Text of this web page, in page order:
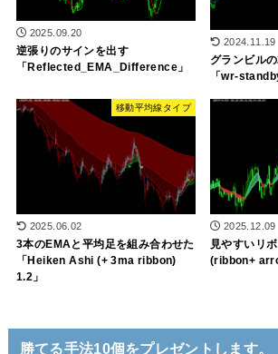
2025.09.20
逆張りのサインを出す
「Reflected_EMA_Difference」
2024.11.19
グランビル
「wr-
移動平均線タイプ
2025.06.02
3本のEMAと平均足を組み合わせた
「Heiken Ashi (+ 3ma ribbon)
1.2」
2025.12.09
見やすいリ
(ribbon+
勝てる手法10個をプレゼントします。